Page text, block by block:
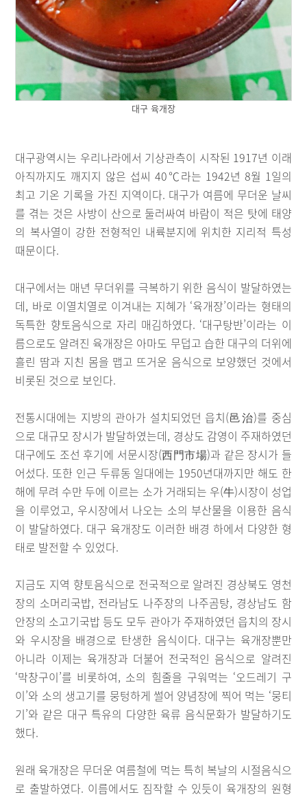
대구 육개장
대구광역시는 우리나라에서 기상관측이 시작된 1917년 이래
아직까지도 깨지지 않은 섭씨 40℃라는 1942년 8월 1일의
최고 기온 기록을 가진 지역이다. 대구가 여름에 무더운 날씨
를 겪는 것은 사방이 산으로 둘러싸여 바람이 적은 탓에 태양
의 복사열이 강한 전형적인 내륙분지에 위치한 지리적 특성
때문이다.
대구에서는 매년 무더위를 극복하기 위한 음식이 발달하였는
데, 바로 이열치열로 이겨내는 지혜가 ‘육개장’이라는 형태의
독특한 향토음식으로 자리 매김하였다. ‘대구탕반’이라는 이
름으로도 알려진 육개장은 아마도 무덥고 습한 대구의 더위에
흘린 땀과 지친 몸을 맵고 뜨거운 음식으로 보양했던 것에서
비롯된 것으로 보인다.
전통시대에는 지방의 관아가 설치되었던 읍치(邑治)를 중심
으로 대규모 장시가 발달하였는데, 경상도 감영이 주재하였던
대구에도 조선 후기에 서문시장(西門市場)과 같은 장시가 들
어섰다. 또한 인근 두류동 일대에는 1950년대까지만 해도 한
해에 무려 수만 두에 이르는 소가 거래되는 우(牛)시장이 성업
을 이루었고, 우시장에서 나오는 소의 부산물을 이용한 음식
이 발달하였다. 대구 육개장도 이러한 배경 하에서 다양한 형
태로 발전할 수 있었다.
지금도 지역 향토음식으로 전국적으로 알려진 경상북도 영천
장의 소머리국밥, 전라남도 나주장의 나주곰탕, 경상남도 함
안장의 소고기국밥 등도 모두 관아가 주재하였던 읍치의 장시
와 우시장을 배경으로 탄생한 음식이다. 대구는 육개장뿐만
아니라 이제는 육개장과 더불어 전국적인 음식으로 알려진
‘막창구이’를 비롯하여, 소의 힘줄을 구워먹는 ‘오드레기 구
이’와 소의 생고기를 뭉텅하게 썰어 양념장에 찍어 먹는 ‘뭉티
기’와 같은 대구 특유의 다양한 육류 음식문화가 발달하기도
했다.
원래 육개장은 무더운 여름철에 먹는 특히 복날의 시절음식으
로 출발하였다. 이름에서도 짐작할 수 있듯이 육개장의 원형